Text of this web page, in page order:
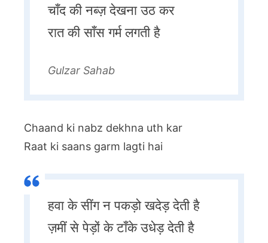
चाँद की नब्ज़ देखना उठ कर
रात की साँस गर्म लगती है
Gulzar Sahab
Chaand ki nabz dekhna uth kar
Raat ki saans garm lagti hai
हवा के सींग न पकड़ो खदेड़ देती है
ज़मीं से पेड़ों के टाँके उधेड़ देती है